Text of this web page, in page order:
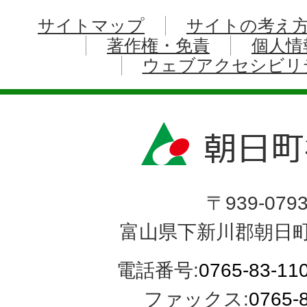
サイトマップ
サイトの考え
著作権・免責
個人
ウェブアクセシビ
〒939-
富山県下新川郡朝日
電話番号:0765-83-
ファックス:0765-